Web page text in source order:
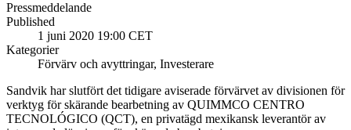
Pressmeddelande
Published
1 juni 2020 19:00 CET
Kategorier
Förvärv och avyttringar, Investerare
Sandvik har slutfört det tidigare aviserade förvärvet av divisionen för
verktyg för skärande bearbetning av QUIMMCO CENTRO
TECNOLÓGICO (QCT), en privatägd mexikansk leverantör av